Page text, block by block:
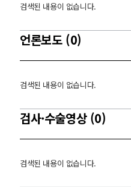
검색된 내용이 없습니다.
언론보도 (0)
검색된 내용이 없습니다.
검사·수술영상 (0)
검색된 내용이 없습니다.